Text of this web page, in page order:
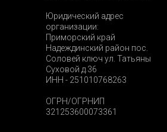
Юридический адрес
организации:
Приморский край
Надеждинский район пос.
Соловей ключ ул. Татьяны
Суховой д.36
ИНН - 251010768263
ОГРН/ОГРНИП
321253600073361